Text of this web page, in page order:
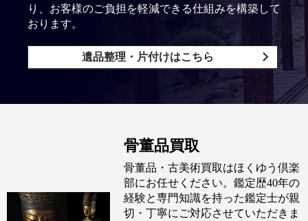
り、お客様のご負担を軽減できる仕組みを構築して
おります。
遺品整理・片付けはこちら
骨董品買取
骨董品・古美術買取はほくゆう倶楽
部にお任せください。鑑定歴40年の
経験と専門知識を持った鑑定士が親
切・丁寧にご対応させていただきま